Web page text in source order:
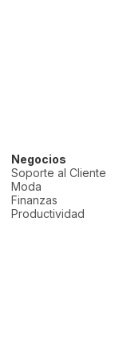
Negocios
Soporte al Cliente
Moda
Finanzas
Productividad